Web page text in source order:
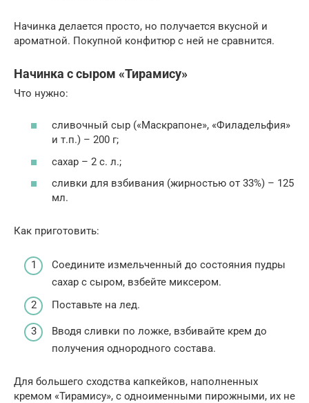
Начинка делается просто, но получается вкусной и
ароматной. Покупной конфитюр с ней не сравнится.
Начинка с сыром «Тирамису»
Что нужно:
сливочный сыр («Маскрапоне», «Филадельфия»
и т.п.) – 200 г;
сахар – 2 с. л.;
сливки для взбивания (жирностью от 33%) – 125
мл.
Как приготовить:
Соедините измельченный до состояния пудры
сахар с сыром, взбейте миксером.
Поставьте на лед.
Вводя сливки по ложке, взбивайте крем до
получения однородного состава.
Для большего сходства капкейков, наполненных
кремом «Тирамису», с одноименными пирожными, их не